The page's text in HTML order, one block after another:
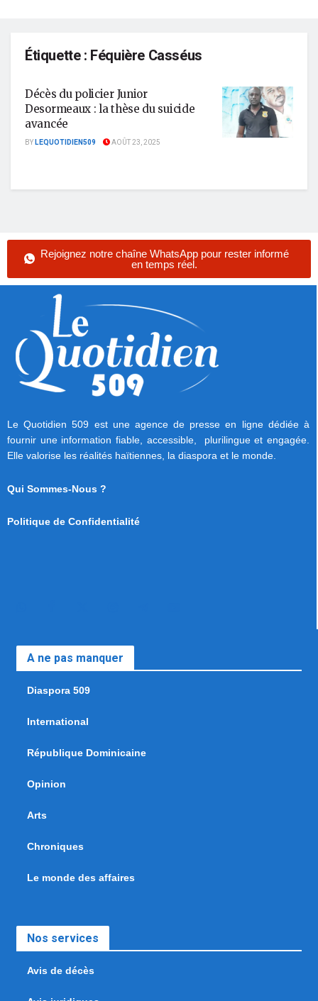
Étiquette : Féquière Casséus
Décès du policier Junior
Desormeaux : la thèse du suicide
avancée
BYLEQUOTIDIEN509 AOÛT 23, 2025
Rejoignez notre chaîne WhatsApp pour rester informé
en temps réel.
Le Quotidien 509 est une agence de presse en ligne dédiée à
fournir une information fiable, accessible, plurilingue et engagée.
Elle valorise les réalités haïtiennes, la diaspora et le monde.
Qui Sommes-Nous ?
Politique de Confidentialité
A ne pas manquer
Diaspora 509
International
République Dominicaine
Opinion
Arts
Chroniques
Le monde des affaires
Nos services
Avis de décès